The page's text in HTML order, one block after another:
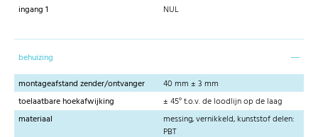
ingang 1
NUL
behuizing
montageafstand zender/ontvanger
40 mm ± 3 mm
toelaatbare hoekafwijking
± 45° t.o.v. de loodlijn op de laag
materiaal
messing, vernikkeld, kunststof delen:
PBT